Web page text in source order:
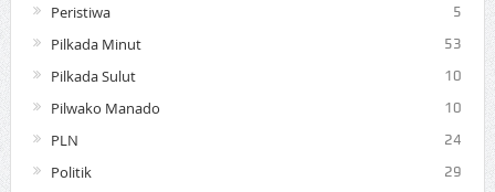
Peristiwa 5
Pilkada Minut 53
Pilkada Sulut 10
Pilwako Manado 10
PLN 24
Politik 29